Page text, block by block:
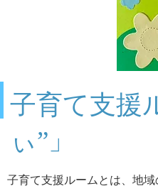
子育て支援
ぃ”」
子育て支援ルームとは、地